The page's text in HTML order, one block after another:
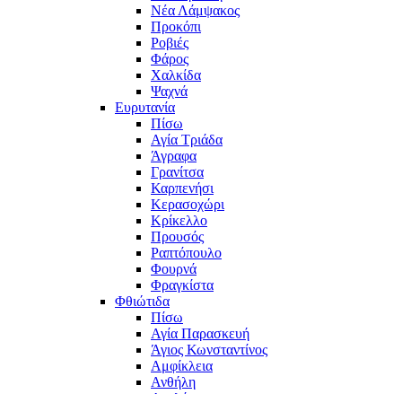
Νέα Λάμψακος
Προκόπι
Ροβιές
Φάρος
Χαλκίδα
Ψαχνά
Ευρυτανία
Πίσω
Αγία Τριάδα
Άγραφα
Γρανίτσα
Καρπενήσι
Κερασοχώρι
Κρίκελλο
Προυσός
Ραπτόπουλο
Φουρνά
Φραγκίστα
Φθιώτιδα
Πίσω
Αγία Παρασκευή
Άγιος Κωνσταντίνος
Αμφίκλεια
Ανθήλη